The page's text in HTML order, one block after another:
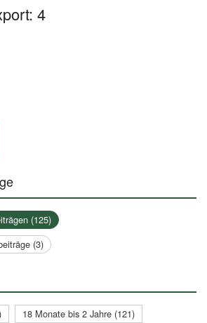
4
(125)
(3)
18 Monate bis 2 Jahre (121)